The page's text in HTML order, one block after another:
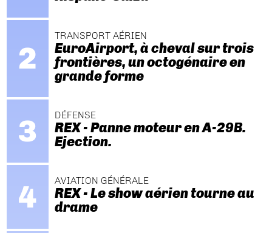
TRANSPORT AÉRIEN
EuroAirport, à cheval sur trois
frontières, un octogénaire en
grande forme
DÉFENSE
REX - Panne moteur en A-29B.
Ejection.
AVIATION GÉNÉRALE
REX - Le show aérien tourne au
drame